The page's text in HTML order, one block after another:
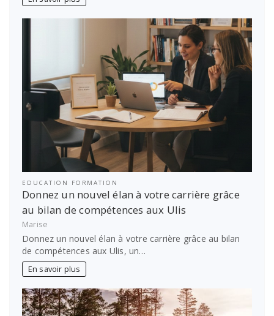
EDUCATION FORMATION
Donnez un nouvel élan à votre carrière grâce
au bilan de compétences aux Ulis
Marise
Donnez un nouvel élan à votre carrière grâce au bilan
de compétences aux Ulis, un…
En savoir plus